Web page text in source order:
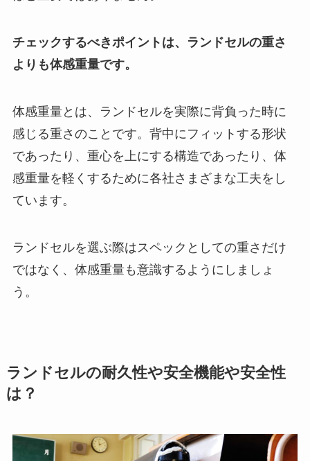
チェックするべきポイントは、ランドセルの重さ
よりも体感重量です。
体感重量とは、ランドセルを実際に背負った時に
感じる重さのことです。背中にフィットする形状
であったり、重心を上にする構造であったり、体
感重量を軽くするために各社さまざまな工夫をし
ています。
ランドセルを選ぶ際はスペックとしての重さだけ
ではなく、体感重量も意識するようにしましょ
う。
ランドセルの耐久性や安全機能や安全性
は？